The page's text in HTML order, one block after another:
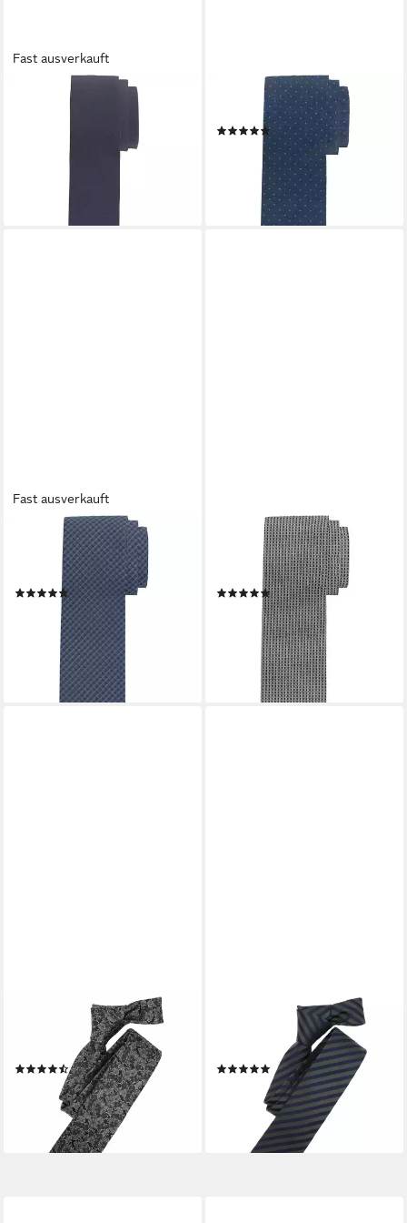
Fast ausverkauft
Krawatte Slim Krawatte
Krawatte Seidenkrawatte
(5)
39,95 €
lieferbar - in 1-2 Werktagen bei dir
Fast ausverkauft
Krawatte Krawatte mit
Strukturmuster
(3)
UVP39,95 €
lieferbar - in 1-2 Werktagen bei dir
Krawatte Strukturierte
Krawatte
(1)
36,99 €
lieferbar - in 1-2 Werktagen bei dir
Krawatte VENTI Krawatte
(5)
lieferbar - in 2-3 Werktagen bei dir
Krawatte VENTI Krawatte
(1)
ab 29,95 €
lieferbar - in 2-3 Werktagen bei dir